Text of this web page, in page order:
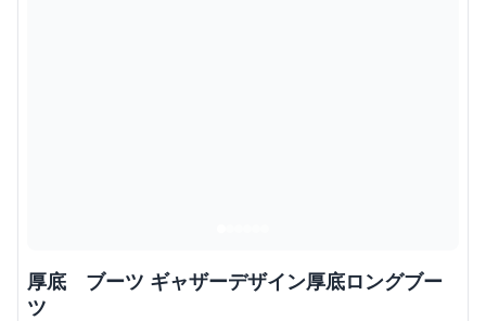
厚底 ブーツ ギャザーデザイン厚底ロングブー
ツ